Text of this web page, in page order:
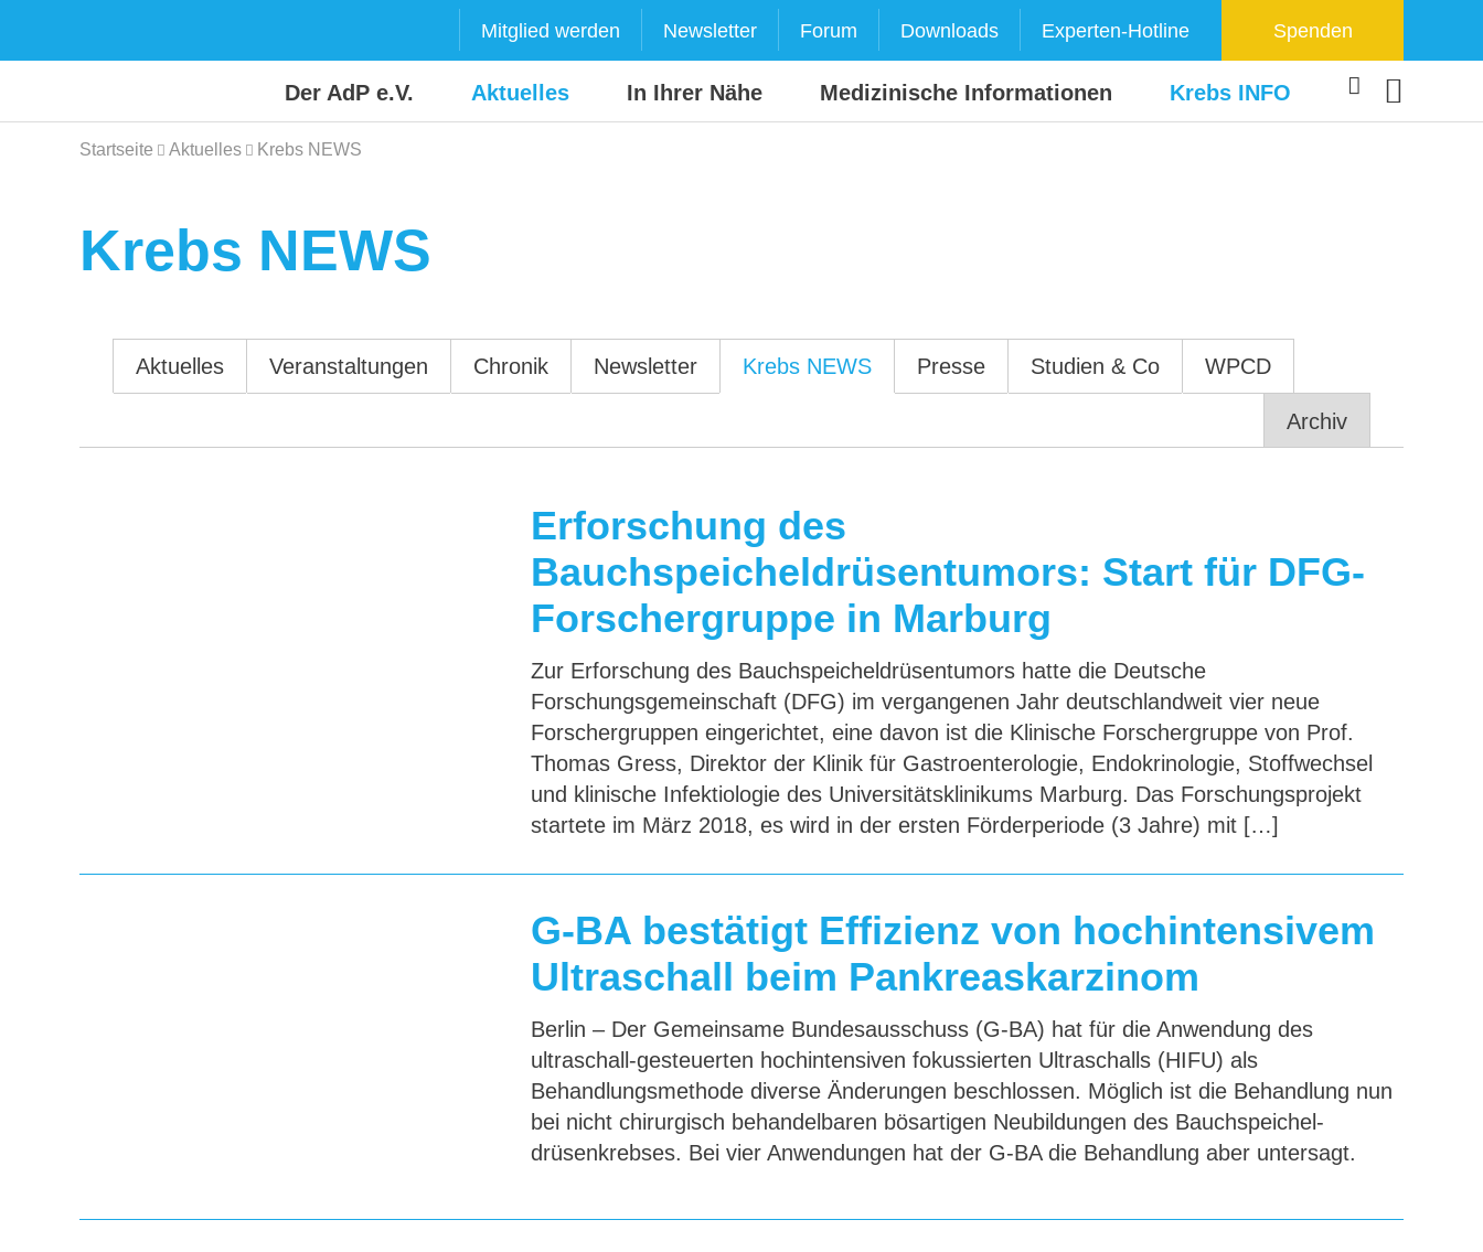
Mitglied werden Newsletter Forum Downloads Experten-Hotline Spenden
Der AdP e.V. Aktuelles In Ihrer Nähe Medizinische Informationen Krebs INFO
Startseite Aktuelles Krebs NEWS
Krebs NEWS
Aktuelles Veranstaltungen Chronik Newsletter Krebs NEWS Presse Studien & Co WPCD
Erforschung des
Bauchspeicheldrüsentumors: Start für DFG-
Forschergruppe in Marburg
Zur Erforschung des Bauchspeicheldrüsentumors hatte die Deutsche
Forschungsgemeinschaft (DFG) im vergangenen Jahr deutschlandweit vier neue
Forschergruppen eingerichtet, eine davon ist die Klinische Forschergruppe von Prof.
Thomas Gress, Direktor der Klinik für Gastroenterologie, Endokrinologie, Stoffwechsel
und klinische Infektiologie des Universitätsklinikums Marburg. Das Forschungsprojekt
startete im März 2018, es wird in der ersten Förderperiode (3 Jahre) mit […]
G-BA bestätigt Effizienz von hochintensivem
Ultraschall beim Pankreaskarzinom
Berlin – Der Gemeinsame Bundes­aus­schuss (G-BA) hat für die Anwendung des
ultraschall-gesteuerten hochintensiven fokussierten Ultraschalls (HIFU) als
Behandlungsmethode diverse Änderungen beschlossen. Möglich ist die Behandlung nun
bei nicht chirurgisch behandelbaren bösartigen Neubildungen des Bauchspeichel­
drüsenkrebses. Bei vier Anwendungen hat der G-BA die Behandlung aber untersagt.